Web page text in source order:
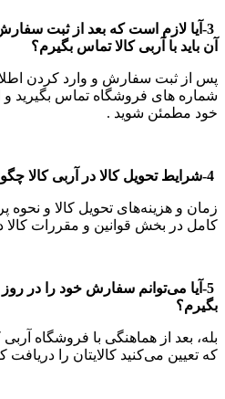
3-آیا لازم است که بعد از ثبت
آن باید با آربی کالا تماس بگیرم؟
پس از ثبت سفارش و وارد کردن
شماره های فروشگاه تماس بگیرید و
خود مطمئن شوید .
زمان و هزینه‌های تحویل کالا و نحوه
کامل در بخش قوانین و مقررات کالا
5-آیا می‏‌توانم سفارش خود را در
بگیرم؟
بله، بعد از هماهنگی با فروشگاه
که تعیین می‌کنید کالا‌یتان را دریافت